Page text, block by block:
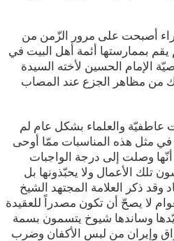
أصبحت على مرور الزّمن من
يقم بممارستها أئمة أهل البيت في
الإمام الحسين لأخته السيدة
من مظاهر الجزع عند المصاب
والعلماء بشكل عام لم
في مثل هذه المناسبات ممّا أوحى
وصلت إلى درجة الواجبات
تلك الأعمال ولا يحبّذونها بل
ذكر العلامة المجتهد الشيخ
لا يصحّ أن تكون مصدراً للعقيدة
أيّدها وساندها شيوخ يتسمون بسمة
وإيران من لبس الأكفان وضرب